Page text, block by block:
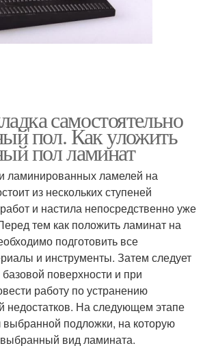
самостоятельно
пол. Как уложить
пол ламинат
ламинированных ламелей на
из нескольких ступеней
и настила непосредственно уже
тем как положить ламинат на
подготовить все
и инструменты. Затем следует
поверхности и при
работу по устранению
недостатков. На следующем этапе
выбранной подложки, на которую
вид ламината.